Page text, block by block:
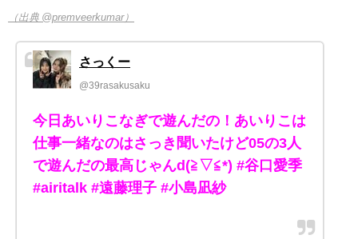
（出典 @premveerkumar）
さっくー
@39rasakusaku
今日あいりこなぎで遊んだの！あいりこは
仕事一緒なのはさっき聞いたけど05の3人
で遊んだの最高じゃんd(≧▽≦*) #谷口愛季
#airitalk #遠藤理子 #小島凪紗